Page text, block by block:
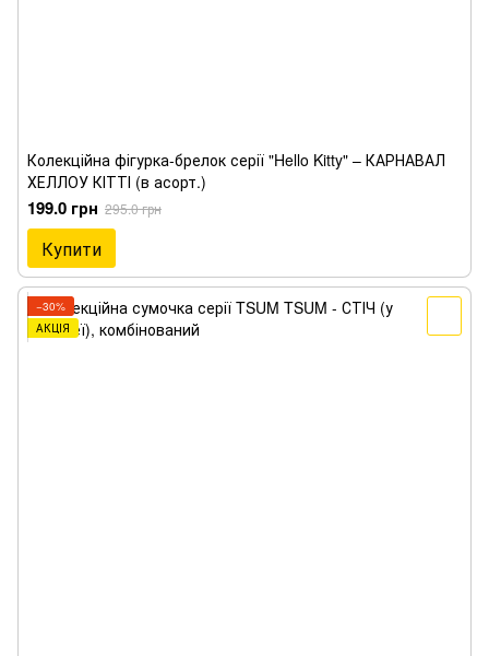
Колекційна фігурка-брелок серії "Hello Kitty" – КАРНАВАЛ
ХЕЛЛОУ КІТТІ (в асорт.)
199.0 грн 295.0 грн
Купити
−30%
АКЦІЯ